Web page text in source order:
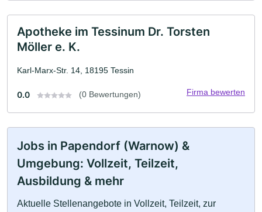
Apotheke im Tessinum Dr. Torsten
Möller e. K.
Karl-Marx-Str. 14, 18195 Tessin
0.0 (0 Bewertungen) Firma bewerten
Jobs in Papendorf (Warnow) &
Umgebung: Vollzeit, Teilzeit,
Ausbildung & mehr
Aktuelle Stellenangebote in Vollzeit, Teilzeit, zur